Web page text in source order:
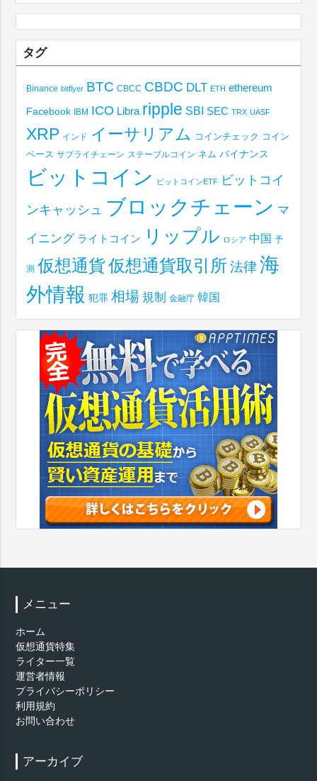
タグ
Binance bitflyer BTC CBCC CBDC DLT ETH ethereum
Facebook IBM ICO Libra ripple SBI SEC TRX UASF
XRP インド イーサリアム コインチェック コイン
ベース サプライチェーン ステーブルコイン ネム バイナンス
ビットコイン ビットコインETF ビットコイ
ンキャッシュ ブロックチェーン マ
イニング ライトコイン リップル ロシア 中国 予
測 仮想通貨仮想通貨取引所 法律 海
外情報 犯罪 相場 規制 金融庁 韓国
メニュー
ホーム
仮想通貨特集
ライター一覧
運営者情報
プライバシーポリシー
利用規約
お問い合わせ
アーカイブ